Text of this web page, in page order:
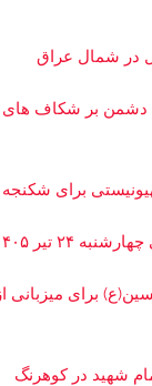
در شمال عراق
دشمن بر شکاف‌ های
برای شکنجه
۲۴ تیر ۱۴۰۵
برای میزبانی
شهید در کوهرنگ